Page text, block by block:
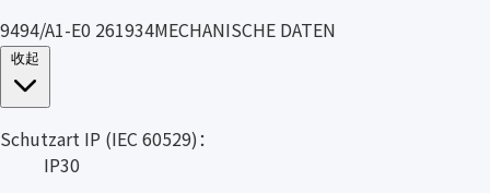
9494/A1-E0 261934MECHANISCHE DATEN
Schutzart IP (IEC 60529)：
IP30